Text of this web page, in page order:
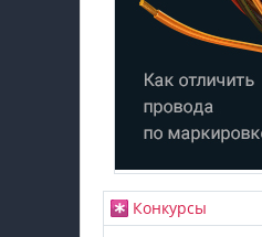
Конкурсы